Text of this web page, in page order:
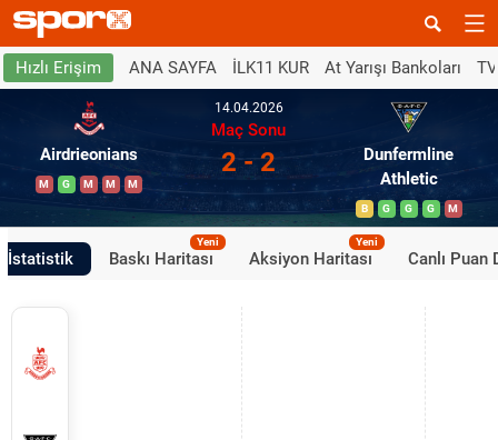
Hızlı Erişim ANA SAYFA İLK11 KUR At Yarışı Bankoları
Airdrieonians
M G M M M
14.04.2026
Maç Sonu
2 - 2
Dunfermline
Athletic
B G G G M
İstatistik Baskı Haritası
Yeni
Aksiyon Haritası
Yeni
Canlı Puan